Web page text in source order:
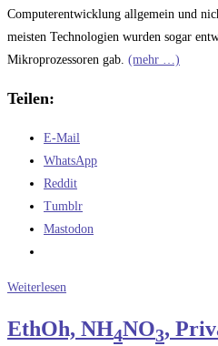
Computerentwicklung allgemein und
meisten Technologien wurden sogar
Mikroprozessoren gab. (mehr …)
Teilen:
E-Mail
WhatsApp
Reddit
Tumblr
Mastodon
Weiterlesen
Speicher
EthOh, NH4NO3,